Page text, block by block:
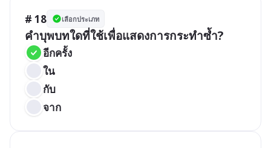
# 18 เลือกประเภท
คำบุพบทใดที่ใช้เพื่อแสดงการกระทำซ้ำ?
อีกครั้ง
ใน
กับ
จาก